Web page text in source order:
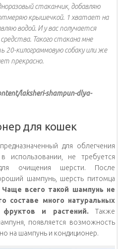
стаканчик, добавляю
крышечкой. 1 хватает на
водой. И у вас получается
Такого стакана мне
килограммовую собаку или же
прекрасно.
laksheri-shampun-dlya-
для кошек
для облегчения
не требуется
очищения шерсти. После
шампунь, шерсть питомца
Чаще всего такой шампунь не
составе много натуральных
фруктов и растений. Также
появляется возможность
на шампунь и кондиционер.